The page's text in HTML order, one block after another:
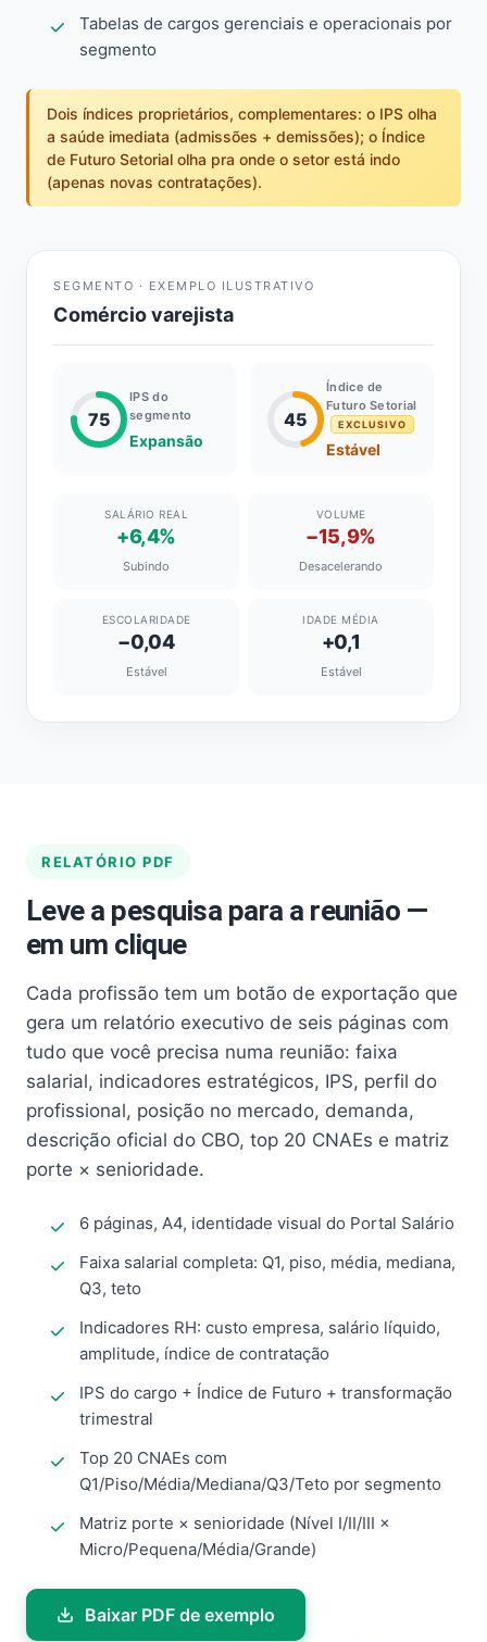
Tabelas de cargos gerenciais e operacionais por
segmento
Dois índices proprietários, complementares: o IPS olha
a saúde imediata (admissões + demissões); o Índice
de Futuro Setorial olha pra onde o setor está indo
(apenas novas contratações).
SEGMENTO · EXEMPLO ILUSTRATIVO
Comércio varejista
75
IPS do
segmento
Expansão
45
Índice de
Futuro Setorial
EXCLUSIVO
Estável
SALÁRIO REAL
+6,4%
Subindo
VOLUME
−15,9%
Desacelerando
ESCOLARIDADE
−0,04
Estável
IDADE MÉDIA
+0,1
Estável
RELATÓRIO PDF
Leve a pesquisa para a reunião —
em um clique
Cada profissão tem um botão de exportação que
gera um relatório executivo de seis páginas com
tudo que você precisa numa reunião: faixa
salarial, indicadores estratégicos, IPS, perfil do
profissional, posição no mercado, demanda,
descrição oficial do CBO, top 20 CNAEs e matriz
porte × senioridade.
6 páginas, A4, identidade visual do Portal Salário
Faixa salarial completa: Q1, piso, média, mediana,
Q3, teto
Indicadores RH: custo empresa, salário líquido,
amplitude, índice de contratação
IPS do cargo + Índice de Futuro + transformação
trimestral
Top 20 CNAEs com
Q1/Piso/Média/Mediana/Q3/Teto por segmento
Matriz porte × senioridade (Nível I/II/III ×
Micro/Pequena/Média/Grande)
Baixar PDF de exemplo